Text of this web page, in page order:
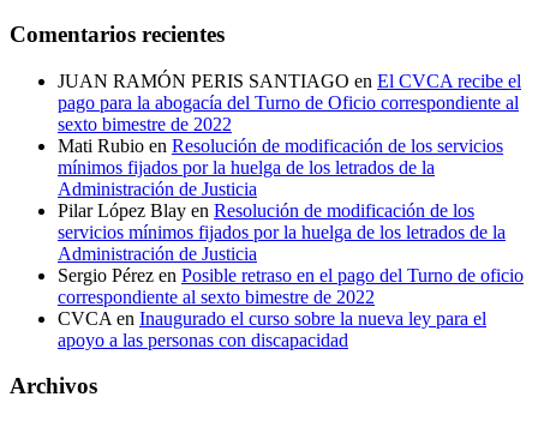
Comentarios recientes
JUAN RAMÓN PERIS SANTIAGO en El CVCA recibe el
pago para la abogacía del Turno de Oficio correspondiente al
sexto bimestre de 2022
Mati Rubio en Resolución de modificación de los servicios
mínimos fijados por la huelga de los letrados de la
Administración de Justicia
Pilar López Blay en Resolución de modificación de los
servicios mínimos fijados por la huelga de los letrados de la
Administración de Justicia
Sergio Pérez en Posible retraso en el pago del Turno de oficio
correspondiente al sexto bimestre de 2022
CVCA en Inaugurado el curso sobre la nueva ley para el
apoyo a las personas con discapacidad
Archivos